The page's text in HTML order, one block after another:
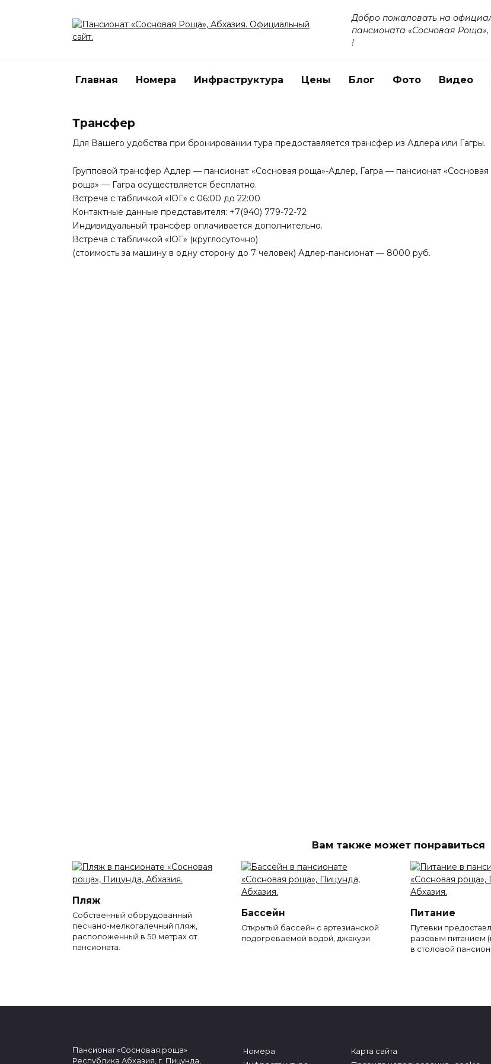
Добро пожаловать на
пансионата «Сосновая
!
Главная Номера Инфраструктура Цены Блог Фото Видео
Трансфер
Для Вашего удобства при бронировании тура предоставляется трансфер из Адлера или Гагры.
Групповой трансфер Адлер — пансионат «Сосновая роща»-Адлер, Гагра — пансионат «Сосновая
роща» — Гагра осуществляется бесплатно.
Встреча с табличкой «ЮГ» с 06:00 до 22:00
Контактные данные представителя: +7(940) 779-72-72
Индивидуальный трансфер оплачивается дополнительно.
Встреча с табличкой «ЮГ» (круглосуточно)
(стоимость за машину в одну сторону до 7 человек) Адлер-пансионат — 8000 руб.
Вам также может понравиться
Пляж
Собственный оборудованный
песчано-мелкогалечный пляж,
расположенный в 50 метрах от
пансионата.
Бассейн
Открытый бассейн с артезианской
подогреваемой водой, джакузи.
Питание
Путевки
разовым питанием
в столовой
Пансионат «Сосновая роща»
Республика Абхазия, г. Пицунда,
Номера
Карта сайта